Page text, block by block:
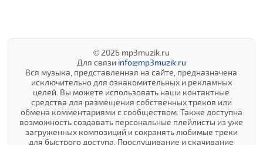
© 2026 mp3muzik.ru
Для связи info@mp3muzik.ru
Вся музыка, представленная на сайте, предназначена
исключительно для ознакомительных и рекламных
целей. Вы можете использовать наши контактные
средства для размещения собственных треков или
обмена комментариями с сообществом. Также доступна
возможность создавать персональные плейлисты из уже
загруженных композиций и сохранять любимые треки
для быстрого доступа. Прослушивание и скачивание